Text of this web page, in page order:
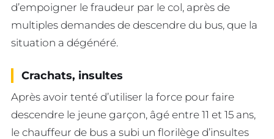
d’empoigner le fraudeur par le col, après de
multiples demandes de descendre du bus, que la
situation a dégénéré.
Crachats, insultes
Après avoir tenté d’utiliser la force pour faire
descendre le jeune garçon, âgé entre 11 et 15 ans,
le chauffeur de bus a subi un florilège d’insultes